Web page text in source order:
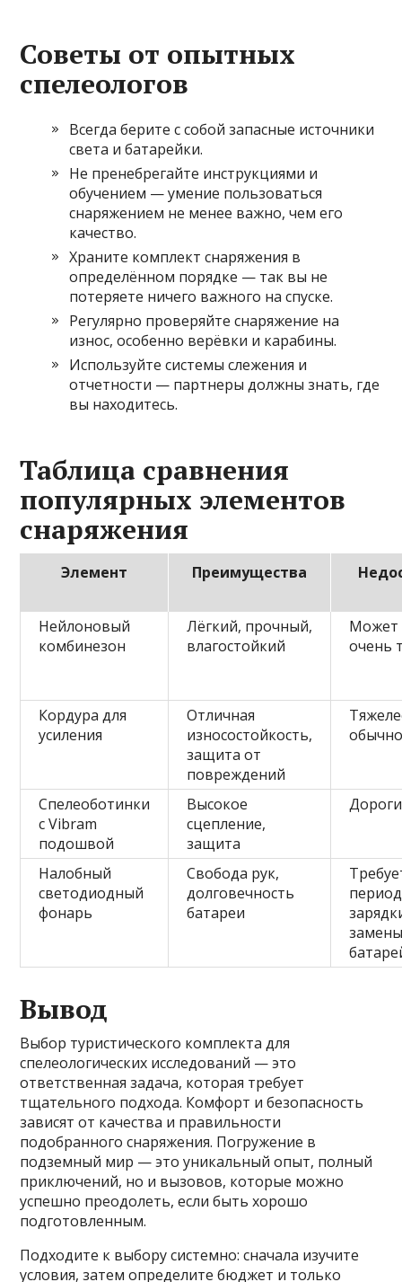
Советы от опытных
спелеологов
Всегда берите с собой запасные источники
света и батарейки.
Не пренебрегайте инструкциями и
обучением — умение пользоваться
снаряжением не менее важно, чем его
качество.
Храните комплект снаряжения в
определённом порядке — так вы не
потеряете ничего важного на спуске.
Регулярно проверяйте снаряжение на
износ, особенно верёвки и карабины.
Используйте системы слежения и
отчетности — партнеры должны знать, где
вы находитесь.
Таблица сравнения
популярных элементов
снаряжения
Элемент Преимущества
Нейлоновый
комбинезон
Лёгкий, прочный,
влагостойкий
Может
очень
Кордура для
усиления
Отличная
износостойкость,
защита от
повреждений
Спелеоботинки
с Vibram
подошвой
Высокое
сцепление,
защита
Налобный
светодиодный
фонарь
Свобода рук,
долговечность
батареи
Вывод
Выбор туристического комплекта для
спелеологических исследований — это
ответственная задача, которая требует
тщательного подхода. Комфорт и безопасность
зависят от качества и правильности
подобранного снаряжения. Погружение в
подземный мир — это уникальный опыт, полный
приключений, но и вызовов, которые можно
успешно преодолеть, если быть хорошо
подготовленным.
Подходите к выбору системно: сначала изучите
условия, затем определите бюджет и только